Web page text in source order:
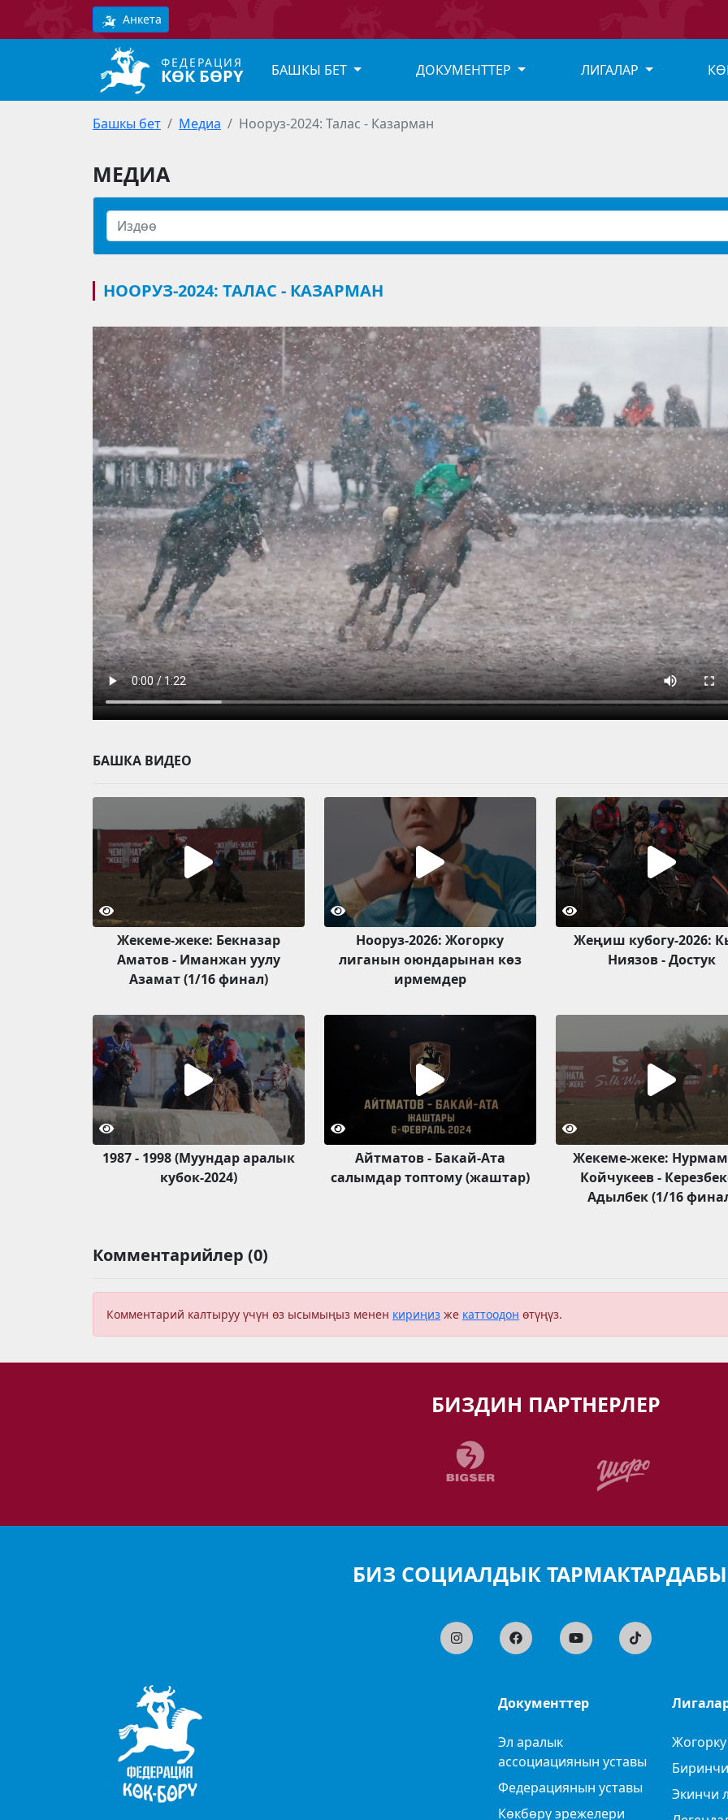
Анкета
ФЕДЕРАЦИЯ
КӨК БӨРҮ БАШКЫ БЕТ ДОКУМЕНТТЕР ЛИГАЛАР
Башкы бет Медиа Нооруз-2024: Талас - Казарман
МЕДИА
НООРУЗ-2024: ТАЛАС - КАЗАРМАН
БАШКА ВИДЕО
Жекеме-жеке: Бекназар
Аматов - Иманжан уулу
Азамат (1/16 финал)
Нооруз-2026: Жогорку
лиганын оюндарынан көз
ирмемдер
Жеңиш кубогу-2026:
Ниязов - Достук
1987 - 1998 (Муундар аралык
кубок-2024)
Айтматов - Бакай-Ата
салымдар топтому (жаштар)
Жекеме-жеке:
Койчукеев -
Адылбек (1/16
Комментарийлер (0)
Комментарий калтыруу үчүн өз ысымыңыз менен кириңиз же каттоодон өтүңүз.
БИЗДИН ПАРТНЕРЛЕР
БИЗ СОЦИАЛДЫК
Документтер
Эл аралык
ассоциациянын уставы
Федерациянын уставы
Көкбөрү эрежелери
Жогорку
Экинчи